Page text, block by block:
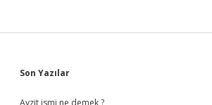
Sidebar
Son Yazılar
Ayzit ismi ne demek ?